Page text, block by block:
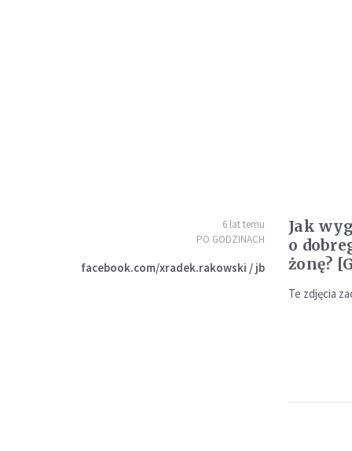
6 lat temu
PO GODZINACH
facebook.com/xradek.rakowski / jb
Jak
o
żonę?
Te zdjęcia